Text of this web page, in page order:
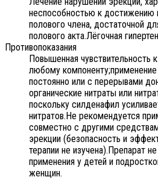
неспособностью к достижению
полового члена, достаточной
полового акта.Лёгочная
Противопоказания
Повышенная чувствительность
любому
постоянно или с перерывами
органические нитраты или
поскольку силденафил
нитратов.Не рекомендуется
совместно с другими
эрекции (безопасность и
терапии не изучена).Препарат
применения у детей и
женщин.